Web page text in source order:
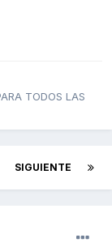
TODOS LAS
SIGUIENTE